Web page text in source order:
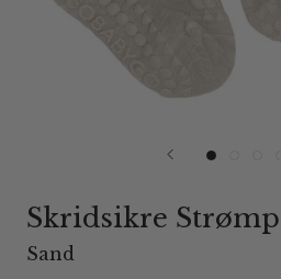
Skridsikre
Sand